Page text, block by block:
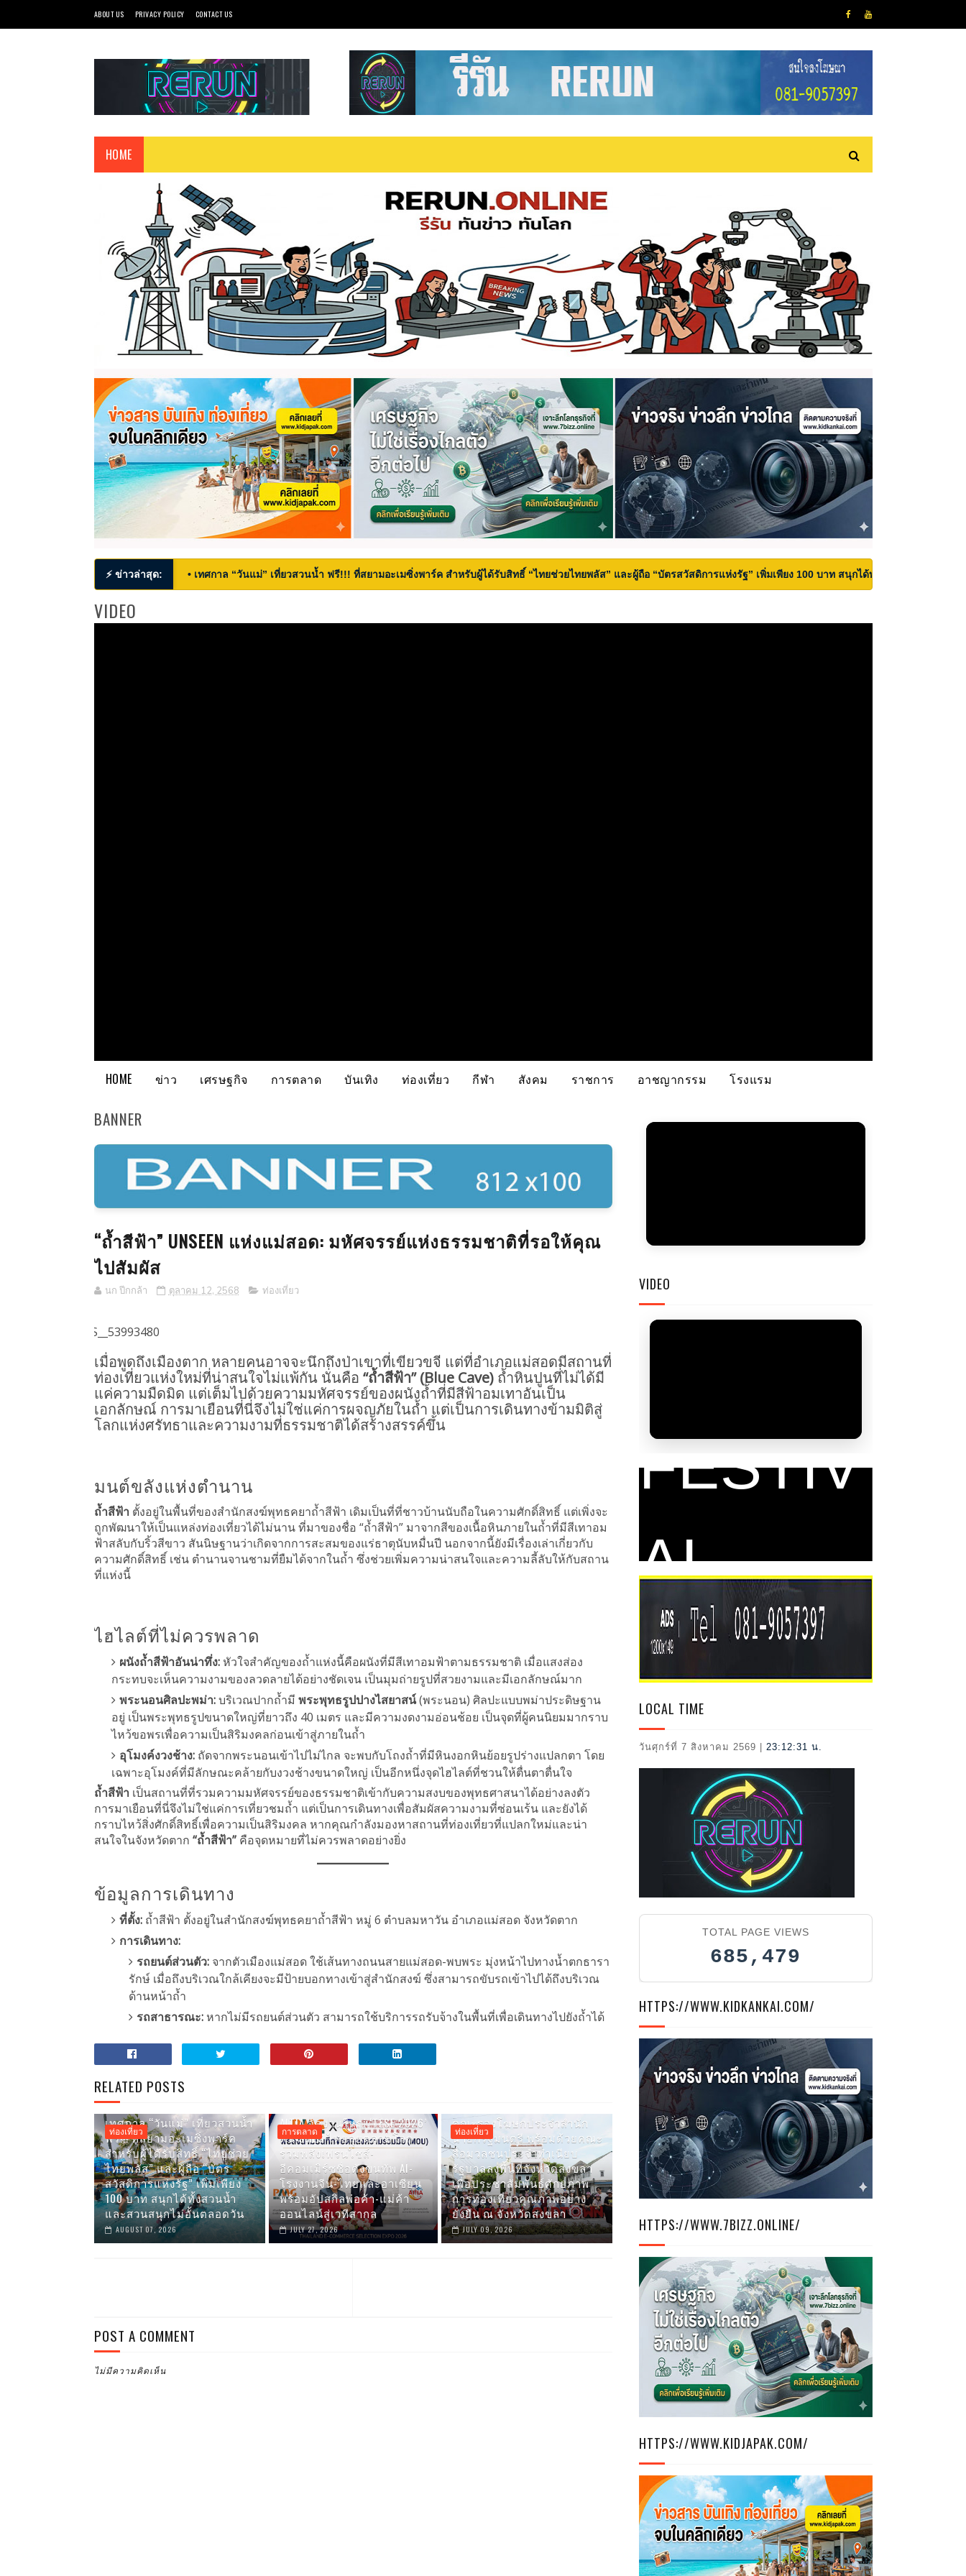
ABOUT US PRIVACY POLICY CONTACT US
HOME
⚡ ข่าวล่าสุด: • เทศกาล “วันแม่” เที่ยวสวนน้ำ ฟรี!!! ที่สยามอะเมซิ่งพาร์ค สำหรับผู้ได้รับสิทธิ์ “ไทยช่วยไทยพลัส” และผู้ถือ “บัตรสวัสดิการแห่งรัฐ” เพิ่มเพียง 100 บาท สนุกได้ทั้งสวนน้ำและสวนส
VIDEO
HOME ข่าว เศรษฐกิจ การตลาด บันเทิง ท่องเที่ยว กีฬา สังคม ราชการ อาชญากรรม โรงแรม
BANNER
“ถ้ำสีฟ้า” UNSEEN แห่งแม่สอด: มหัศจรรย์แห่งธรรมชาติที่รอให้คุณ
ไปสัมผัส
นก ปีกกล้า ตุลาคม 12, 2568 ท่องเที่ยว
เมื่อพูดถึงเมืองตาก หลายคนอาจจะนึกถึงป่าเขาที่เขียวขจี แต่ที่อำเภอแม่สอดมีสถานที่
ท่องเที่ยวแห่งใหม่ที่น่าสนใจไม่แพ้กัน นั่นคือ “ถ้ำสีฟ้า” (Blue Cave)ถ้ำหินปูนที่ไม่ได้มี
แค่ความมืดมิด แต่เต็มไปด้วยความมหัศจรรย์ของผนังถ้ำที่มีสีฟ้าอมเทาอันเป็น
เอกลักษณ์ การมาเยือนที่นี่จึงไม่ใช่แค่การผจญภัยในถ้ำ แต่เป็นการเดินทางข้ามมิติสู่
โลกแห่งศรัทธาและความงามที่ธรรมชาติได้สร้างสรรค์ขึ้น
มนต์ขลังแห่งตำนาน
ถ้ำสีฟ้า ตั้งอยู่ในพื้นที่ของสำนักสงฆ์พุทธคยาถ้ำสีฟ้า เดิมเป็นที่ที่ชาวบ้านนับถือในความศักดิ์สิทธิ์ แต่เพิ่งจะ
ถูกพัฒนาให้เป็นแหล่งท่องเที่ยวได้ไม่นาน ที่มาของชื่อ “ถ้ำสีฟ้า” มาจากสีของเนื้อหินภายในถ้ำที่มีสีเทาอม
ฟ้าสลับกับริ้วสีขาว สันนิษฐานว่าเกิดจากการสะสมของแร่ธาตุนับหมื่นปี นอกจากนี้ยังมีเรื่องเล่าเกี่ยวกับ
ความศักดิ์สิทธิ์ เช่น ตำนานจานชามที่ยืมได้จากในถ้ำ ซึ่งช่วยเพิ่มความน่าสนใจและความลี้ลับให้กับสถาน
ที่แห่งนี้
ไฮไลต์ที่ไม่ควรพลาด
ผนังถ้ำสีฟ้าอันน่าทึ่ง:หัวใจสำคัญของถ้ำแห่งนี้คือผนังที่มีสีเทาอมฟ้าตามธรรมชาติ เมื่อแสงส่อง
กระทบจะเห็นความงามของลวดลายได้อย่างชัดเจน เป็นมุมถ่ายรูปที่สวยงามและมีเอกลักษณ์มาก
พระนอนศิลปะพม่า:บริเวณปากถ้ำมี พระพุทธรูปปางไสยาสน์(พระนอน) ศิลปะแบบพม่าประดิษฐาน
อยู่ เป็นพระพุทธรูปขนาดใหญ่ที่ยาวถึง 40 เมตร และมีความงดงามอ่อนช้อย เป็นจุดที่ผู้คนนิยมมากราบ
ไหว้ขอพรเพื่อความเป็นสิริมงคลก่อนเข้าสู่ภายในถ้ำ
อุโมงค์งวงช้าง:ถัดจากพระนอนเข้าไปไม่ไกล จะพบกับโถงถ้ำที่มีหินงอกหินย้อยรูปร่างแปลกตา โดย
เฉพาะอุโมงค์ที่มีลักษณะคล้ายกับงวงช้างขนาดใหญ่ เป็นอีกหนึ่งจุดไฮไลต์ที่ชวนให้ตื่นตาตื่นใจ
ถ้ำสีฟ้า เป็นสถานที่ที่รวมความมหัศจรรย์ของธรรมชาติเข้ากับความสงบของพุทธศาสนาได้อย่างลงตัว
การมาเยือนที่นี่จึงไม่ใช่แค่การเที่ยวชมถ้ำ แต่เป็นการเดินทางเพื่อสัมผัสความงามที่ซ่อนเร้น และยังได้
กราบไหว้สิ่งศักดิ์สิทธิ์เพื่อความเป็นสิริมงคล หากคุณกำลังมองหาสถานที่ท่องเที่ยวที่แปลกใหม่และน่า
สนใจในจังหวัดตาก “ถ้ำสีฟ้า”คือจุดหมายที่ไม่ควรพลาดอย่างยิ่ง
ข้อมูลการเดินทาง
ที่ตั้ง:ถ้ำสีฟ้า ตั้งอยู่ในสำนักสงฆ์พุทธคยาถ้ำสีฟ้า หมู่ 6 ตำบลมหาวัน อำเภอแม่สอด จังหวัดตาก
การเดินทาง:
รถยนต์ส่วนตัว:จากตัวเมืองแม่สอด ใช้เส้นทางถนนสายแม่สอด-พบพระ มุ่งหน้าไปทางน้ำตกธารา
รักษ์ เมื่อถึงบริเวณใกล้เคียงจะมีป้ายบอกทางเข้าสู่สำนักสงฆ์ ซึ่งสามารถขับรถเข้าไปได้ถึงบริเวณ
ด้านหน้าถ้ำ
รถสาธารณะ:หากไม่มีรถยนต์ส่วนตัว สามารถใช้บริการรถรับจ้างในพื้นที่เพื่อเดินทางไปยังถ้ำได้
RELATED POSTS
ท่องเที่ยว
เทศกาล “วันแม่” เที่ยวสวนน้ำ
ฟรี!!! ที่สยามอะเมซิ่งพาร์ค
สำหรับผู้ได้รับสิทธิ์ “ไทยช่วย
ไทยพลัส” และผู้ถือ “บัตร
สวัสดิการแห่งรัฐ” เพิ่มเพียง
100 บาท สนุกได้ทั้งสวนน้ำ
และสวนสนุกไม่อั้นตลอดวัน
AUGUST 07, 2026
การตลาด
AITIA จัดงานใหญ่ ‘TESE 2026’
ดัน SMES ไทยลุยตลาดโลก
รวมพลังเฟรนไชส์-
อีคอมเมิร์ซชื่อดังขนทัพ AI-
โรงงานจีน-ไทยและอาเซียน
พร้อมอัปสกิลพ่อค้า-แม่ค้า
ออนไลน์สู่เวทีสากล
JULY 27, 2026
ท่องเที่ยว
คณะรองโฆษกประจำสำนัก
นายกรัฐมนตรี พร้อมด้วยคณะ
สื่อมวลชนประจำทำเนียบ
รัฐบาลลงพื้นที่จังหวัดสงขลา
เพื่อประชาสัมพันธ์ศักยภาพ
การท่องเที่ยวคุณภาพอย่าง
ยั่งยืน ณ จังหวัดสงขลา
JULY 09, 2026
POST A COMMENT
ไม่มีความคิดเห็น
VIDEO
FESTIV
AL
2026
LOCAL TIME
วันศุกร์ที่ 7 สิงหาคม 2569 | 23:12:32 น.
TOTAL PAGE VIEWS
685,479
HTTPS://WWW.KIDKANKAI.COM/
HTTPS://WWW.7BIZZ.ONLINE/
HTTPS://WWW.KIDJAPAK.COM/